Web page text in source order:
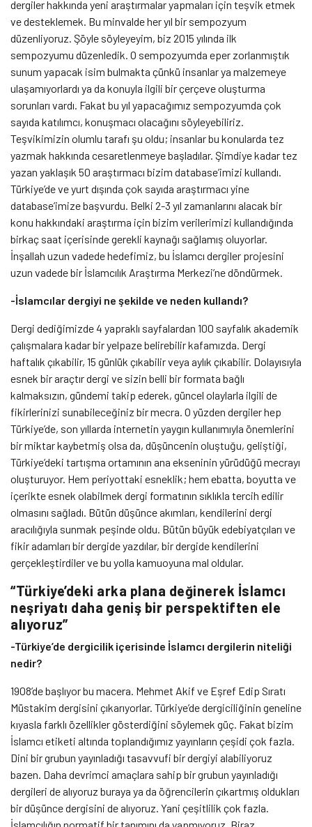
dergiler hakkında yeni araştırmalar yapmaları için teşvik etmek
ve desteklemek. Bu minvalde her yıl bir sempozyum
düzenliyoruz. Şöyle söyleyeyim, biz 2015 yılında ilk
sempozyumu düzenledik. O sempozyumda eper zorlanmıştık
sunum yapacak isim bulmakta çünkü insanlar ya malzemeye
ulaşamıyorlardı ya da konuyla ilgili bir çerçeve oluşturma
sorunları vardı. Fakat bu yıl yapacağımız sempozyumda çok
sayıda katılımcı, konuşmacı olacağını söyleyebiliriz.
Teşvikimizin olumlu tarafı şu oldu; insanlar bu konularda tez
yazmak hakkında cesaretlenmeye başladılar. Şimdiye kadar tez
yazan yaklaşık 50 araştırmacı bizim database’imizi kullandı.
Türkiye’de ve yurt dışında çok sayıda araştırmacı yine
database’imize başvurdu. Belki 2-3 yıl zamanlarını alacak bir
konu hakkındaki araştırma için bizim verilerimizi kullandığında
birkaç saat içerisinde gerekli kaynağı sağlamış oluyorlar.
İnşallah uzun vadede hedefimiz, bu İslamcı dergiler projesini
uzun vadede bir İslamcılık Araştırma Merkezi’ne döndürmek.
-İslamcılar dergiyi ne şekilde ve neden kullandı?
Dergi dediğimizde 4 yapraklı sayfalardan 100 sayfalık akademik
çalışmalara kadar bir yelpaze belirebilir kafamızda. Dergi
haftalık çıkabilir, 15 günlük çıkabilir veya aylık çıkabilir. Dolayısıyla
esnek bir araçtır dergi ve sizin belli bir formata bağlı
kalmaksızın, gündemi takip ederek, güncel olaylarla ilgili de
fikirlerinizi sunabileceğiniz bir mecra. O yüzden dergiler hep
Türkiye’de, son yıllarda internetin yaygın kullanımıyla önemlerini
bir miktar kaybetmiş olsa da, düşüncenin oluştuğu, geliştiği,
Türkiye’deki tartışma ortamının ana ekseninin yürüdüğü mecrayı
oluşturuyor. Hem periyottaki esneklik; hem ebatta, boyutta ve
içerikte esnek olabilmek dergi formatının sıklıkla tercih edilir
olmasını sağladı. Bütün düşünce akımları, kendilerini dergi
aracılığıyla sunmak peşinde oldu. Bütün büyük edebiyatçıları ve
fikir adamları bir dergide yazdılar, bir dergide kendilerini
gerçekleştirdiler ve bu yolla kamuoyuna mal oldular.
“Türkiye’deki arka plana değinerek İslamcı
neşriyatı daha geniş bir perspektiften ele
alıyoruz”
-Türkiye’de dergicilik içerisinde İslamcı dergilerin niteliği
nedir?
1908’de başlıyor bu macera. Mehmet Akif ve Eşref Edip Sıratı
Müstakim dergisini çıkarıyorlar. Türkiye’de dergiciliğinin geneline
kıyasla farklı özellikler gösterdiğini söylemek güç. Fakat bizim
İslamcı etiketi altında toplandığımız yayınların çeşidi çok fazla.
Dini bir grubun yayınladığı tasavvufi bir dergiyi alabiliyoruz
bazen. Daha devrimci amaçlara sahip bir grubun yayınladığı
dergileri de alıyoruz buraya ya da öğrencilerin çıkartmış oldukları
bir düşünce dergisini de alıyoruz. Yani çeşitlilik çok fazla.